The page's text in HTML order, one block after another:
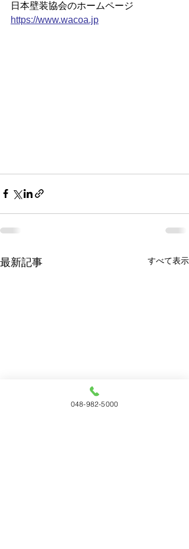
日本壁装協会のホームページ
https://www.wacoa.jp
最新記事 すべて表示
048-982-5000